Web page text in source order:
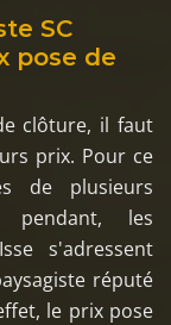
SC
pose de
clôture, il faut
prix. Pour ce
de plusieurs
pendant, les
s'adressent
réputé
le prix pose